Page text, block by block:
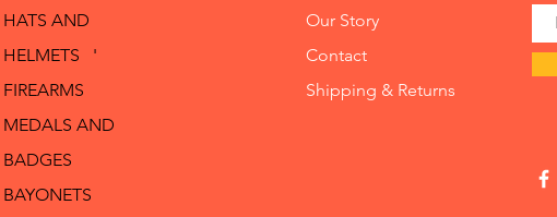
HATS AND
HELMETS '
FIREARMS
MEDALS AND
BADGES
BAYONETS
Our Story
Contact
Shipping & Returns